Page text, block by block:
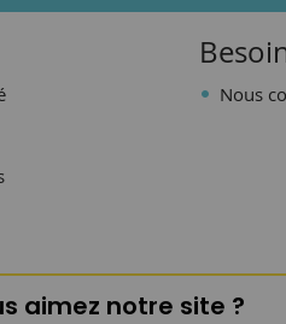
Nous
aimez notre site ?